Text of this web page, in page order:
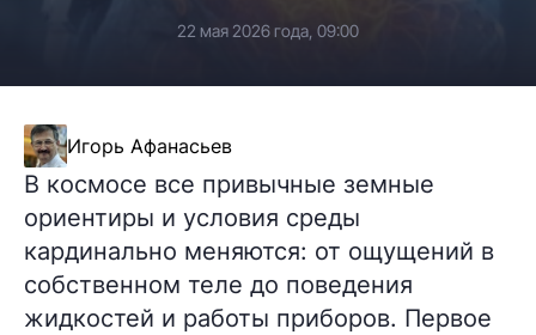
22 мая 2026 года, 09:00
Игорь Афанасьев
В космосе все привычные земные
ориентиры и условия среды
кардинально меняются: от ощущений в
собственном теле до поведения
жидкостей и работы приборов. Первое